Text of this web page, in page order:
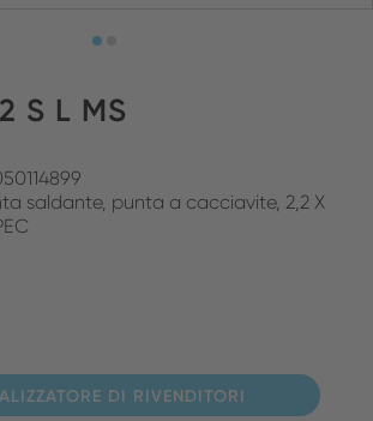
S L MS
saldante, punta a cacciavite, 2,2 X
DI RIVENDITORI